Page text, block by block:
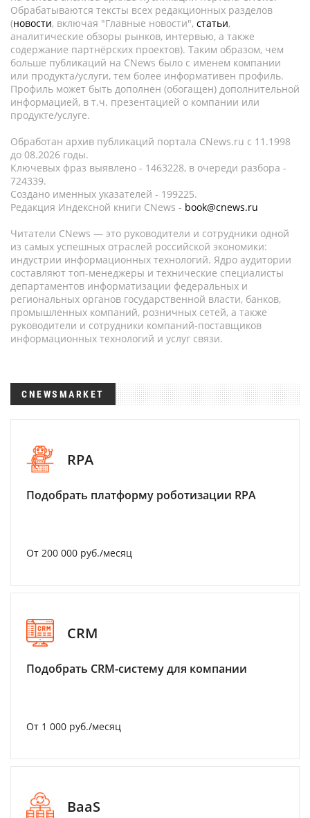
Обрабатываются тексты всех редакционных разделов
(новости, включая "Главные новости", статьи,
аналитические обзоры рынков, интервью, а также
содержание партнёрских проектов). Таким образом, чем
больше публикаций на CNews было с именем компании
или продукта/услуги, тем более информативен профиль.
Профиль может быть дополнен (обогащен) дополнительной
информацией, в т.ч. презентацией о компании или
продукте/услуге.
Обработан архив публикаций портала CNews.ru c 11.1998
до 08.2026 годы.
Ключевых фраз выявлено - 1463228, в очереди разбора -
724339.
Создано именных указателей - 199225.
Редакция Индексной книги CNews - book@cnews.ru
Читатели CNews — это руководители и сотрудники одной
из самых успешных отраслей российской экономики:
индустрии информационных технологий. Ядро аудитории
составляют топ-менеджеры и технические специалисты
департаментов информатизации федеральных и
региональных органов государственной власти, банков,
промышленных компаний, розничных сетей, а также
руководители и сотрудники компаний-поставщиков
информационных технологий и услуг связи.
CNEWSMARKET
RPA
Подобрать платформу роботизации RPA
От 200 000 руб./месяц
CRM
Подобрать CRM-систему для компании
От 1 000 руб./месяц
BaaS